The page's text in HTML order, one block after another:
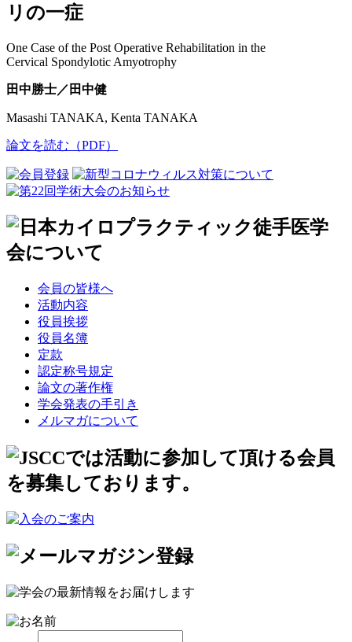
リの一症
One Case of the Post Operative Rehabilitation in the
Cervical Spondylotic Amyotrophy
田中勝士／田中健
Masashi TANAKA, Kenta TANAKA
論文を読む（PDF）
会員の皆様へ
活動内容
役員挨拶
役員名簿
定款
認定称号規定
論文の著作権
学会発表の手引き
メルマガについて